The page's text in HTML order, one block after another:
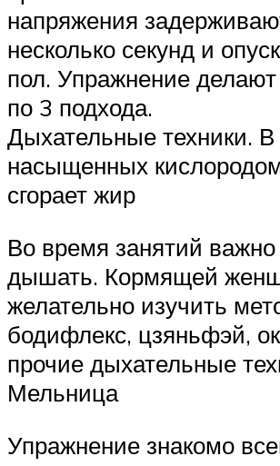
напряжения
несколько секунд и
пол. Упражнение
по 3 подхода.
Дыхательные техники. В
насыщенных
сгорает жир
Во время занятий
дышать. Кормящей
желательно изучить
бодифлекс, цзяньфэй,
прочие дыхательные
Мельница
Упражнение знакомо